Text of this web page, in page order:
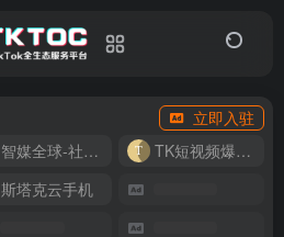
立即入驻
智媒全球-社媒管理平台
TK短视频爆款复刻
斯塔克云手机